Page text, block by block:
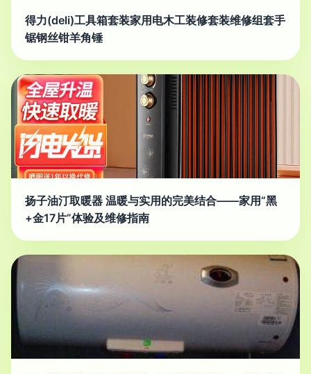
得力(deli)工具箱套装家用电木工装修套装维修组套手
锯钢丝钳羊角锤
扬子油汀取暖器 温暖与实用的完美结合——家用“黑
+金17片”体验及维修指南